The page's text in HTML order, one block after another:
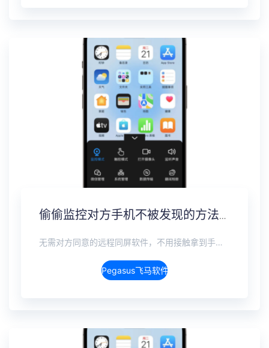
偷偷监控对方手机不被发现的方法，隐蔽监控完整方案
无需对方同意的远程同屏软件，不用接触拿到手机安装，支持实时同步查看微信、抖音、WhatsApp、Facebook 等主流社交软件的聊天记录，同时具备通话监听、环境录音、远程开启摄像头、持续定位追踪等全面功能。 整个过程全程隐蔽运行，无任何提示、无通知提醒、不留使用痕迹。 适用于多种场景，安全稳定，真正实现对目标设备一举一动的无感同屏监视。
Pegasus飞马软件介绍